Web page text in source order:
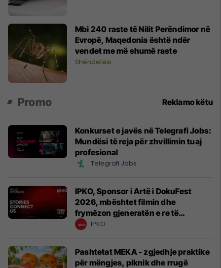
Mbi 240 raste të Nilit Perëndimor në
Evropë, Maqedonia është ndër
vendet me më shumë raste
Shëndetësi
Promo Reklamo këtu
Konkurset e javës në Telegrafi Jobs:
Mundësi të reja për zhvillimin tuaj
profesional
Telegrafi Jobs
IPKO, Sponsor i Artë i DokuFest
2026, mbështet filmin dhe
frymëzon gjeneratën e re të
krijuesve
IPKO
Pashtetat MEKA - zgjedhje praktike
për mëngjes, piknik dhe rrugë